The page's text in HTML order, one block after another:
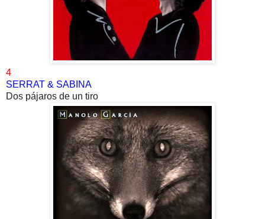
4
SERRAT & SABINA
Dos pájaros de un tiro